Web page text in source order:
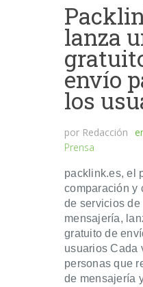
lanza
envío
los
por Redacción
Prensa
packlink.es, el
comparación y
de servicios
mensajería,
gratuito de
usuarios Cada
personas que
de mensajería